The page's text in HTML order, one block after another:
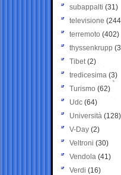
subappalti (31)
televisione
terremoto (402)
thyssenkrupp
Tibet(2)
tredicesima (3)
Turismo (62)
Udc (64)
Università (128)
V-Day (2)
Veltroni (30)
Vendola (41)
Verdi (16)